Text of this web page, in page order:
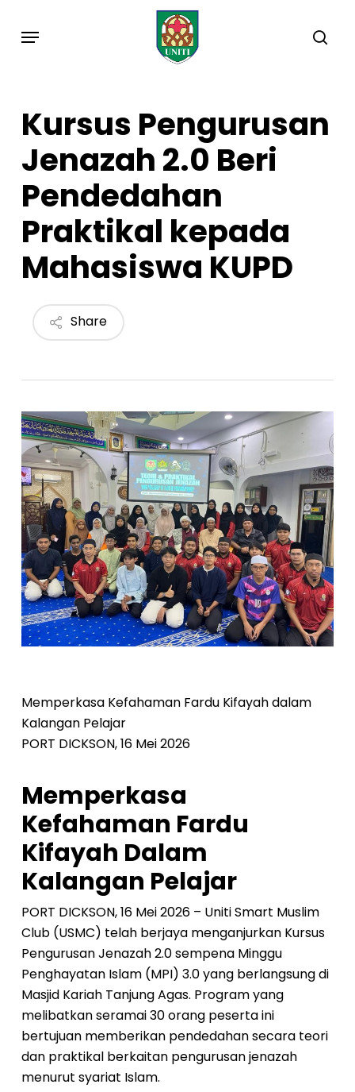
Menu
Kursus Pengurusan
Jenazah 2.0 Beri
Pendedahan
Praktikal kepada
Mahasiswa KUPD
Share
Memperkasa Kefahaman Fardu Kifayah dalam
Kalangan Pelajar
PORT DICKSON, 16 Mei 2026
Memperkasa
Kefahaman Fardu
Kifayah Dalam
Kalangan Pelajar
PORT DICKSON, 16 Mei 2026 – Uniti Smart Muslim
Club (USMC) telah berjaya menganjurkan Kursus
Pengurusan Jenazah 2.0 sempena Minggu
Penghayatan Islam (MPI) 3.0 yang berlangsung di
Masjid Kariah Tanjung Agas. Program yang
melibatkan seramai 30 orang peserta ini
bertujuan memberikan pendedahan secara teori
dan praktikal berkaitan pengurusan jenazah
menurut syariat Islam.